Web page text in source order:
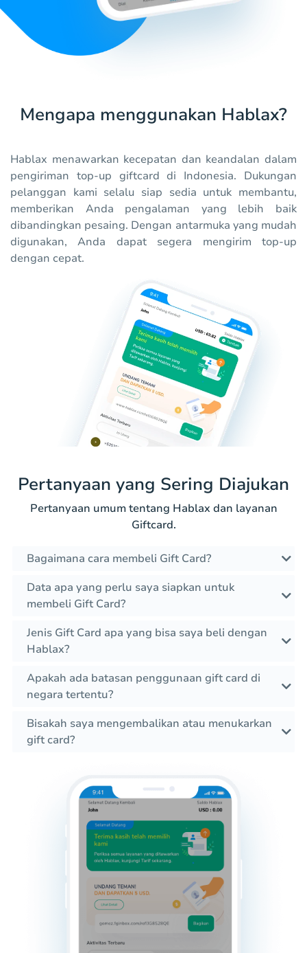
Mengapa menggunakan Hablax?
Hablax menawarkan kecepatan dan keandalan dalam
pengiriman top-up giftcard di Indonesia. Dukungan
pelanggan kami selalu siap sedia untuk membantu,
memberikan Anda pengalaman yang lebih baik
dibandingkan pesaing. Dengan antarmuka yang mudah
digunakan, Anda dapat segera mengirim top-up
dengan cepat.
Pertanyaan yang Sering Diajukan
Pertanyaan umum tentang Hablax dan layanan
Giftcard.
Bagaimana cara membeli Gift Card?
Data apa yang perlu saya siapkan untuk
membeli Gift Card?
Jenis Gift Card apa yang bisa saya beli dengan
Hablax?
Apakah ada batasan penggunaan gift card di
negara tertentu?
Bisakah saya mengembalikan atau menukarkan
gift card?